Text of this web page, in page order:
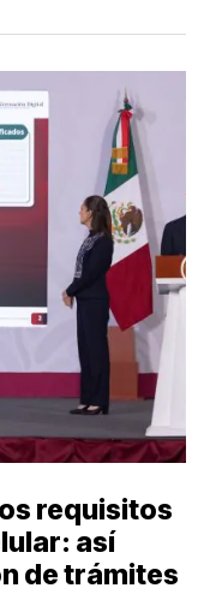
requisitos
así
de trámites